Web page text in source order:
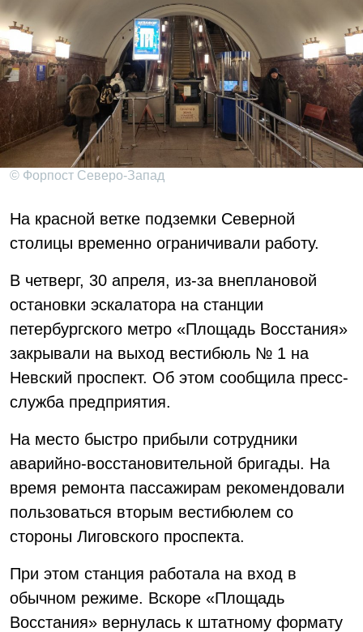
© Форпост Северо-Запад
На красной ветке подземки Северной
столицы временно ограничивали работу.
В четверг, 30 апреля, из-за внеплановой
остановки эскалатора на станции
петербургского метро «Площадь Восстания»
закрывали на выход вестибюль № 1 на
Невский проспект. Об этом сообщила пресс-
служба предприятия.
На место быстро прибыли сотрудники
аварийно-восстановительной бригады. На
время ремонта пассажирам рекомендовали
пользоваться вторым вестибюлем со
стороны Лиговского проспекта.
При этом станция работала на вход в
обычном режиме. Вскоре «Площадь
Восстания» вернулась к штатному формату